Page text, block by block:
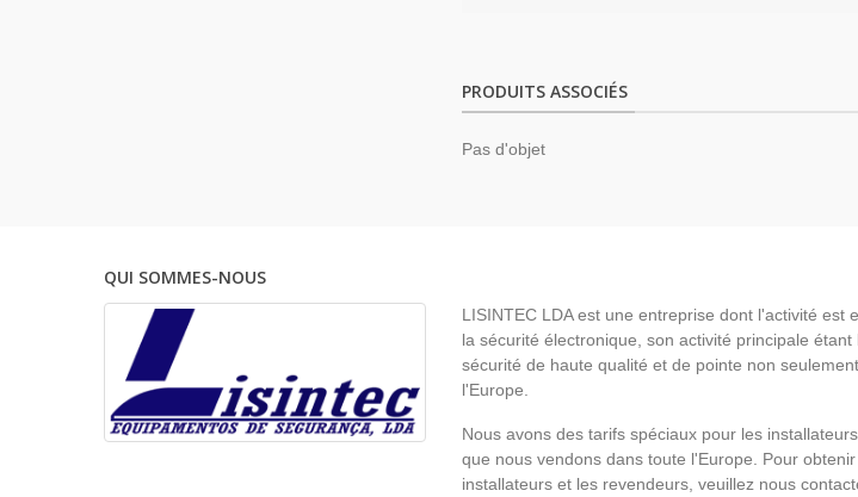
PRODUITS ASSOCIÉS
Pas d'objet
QUI SOMMES-NOUS
LISINTEC LDA est une entreprise dont l'activité est
la sécurité électronique, son activité principale
sécurité de haute qualité et de pointe non
l'Europe.
Nous avons des tarifs spéciaux pour les
que nous vendons dans toute l'Europe. Pour
installateurs et les revendeurs, veuillez nous